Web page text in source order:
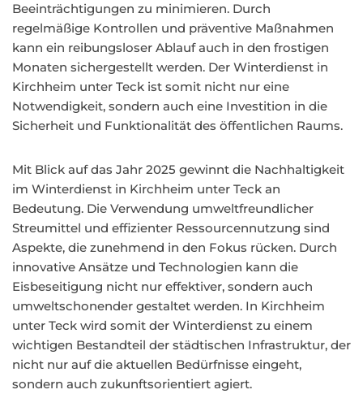
Beeinträchtigungen zu minimieren. Durch
regelmäßige Kontrollen und präventive Maßnahmen
kann ein reibungsloser Ablauf auch in den frostigen
Monaten sichergestellt werden. Der Winterdienst in
Kirchheim unter Teck ist somit nicht nur eine
Notwendigkeit, sondern auch eine Investition in die
Sicherheit und Funktionalität des öffentlichen Raums.
Mit Blick auf das Jahr 2025 gewinnt die Nachhaltigkeit
im Winterdienst in Kirchheim unter Teck an
Bedeutung. Die Verwendung umweltfreundlicher
Streumittel und effizienter Ressourcennutzung sind
Aspekte, die zunehmend in den Fokus rücken. Durch
innovative Ansätze und Technologien kann die
Eisbeseitigung nicht nur effektiver, sondern auch
umweltschonender gestaltet werden. In Kirchheim
unter Teck wird somit der Winterdienst zu einem
wichtigen Bestandteil der städtischen Infrastruktur, der
nicht nur auf die aktuellen Bedürfnisse eingeht,
sondern auch zukunftsorientiert agiert.